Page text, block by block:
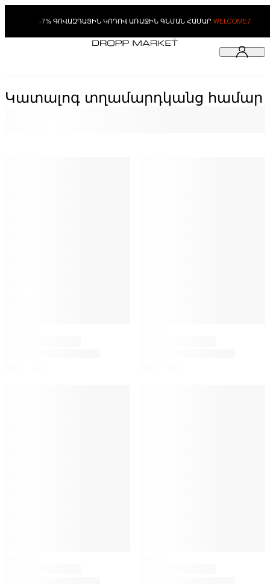
-7% ԳՈՎԱԶԴԱՅԻՆ ԿՈԴՈՎ ԱՌԱՋԻՆ ԳՆՄԱՆ ՀԱՄԱՐ WELCOME7
Կատալոգ տղամարդկանց համար